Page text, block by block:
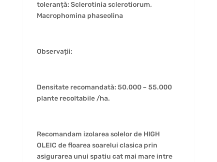
toleranță: Sclerotinia sclerotiorum,
Macrophomina phaseolina
Observații:
Densitate recomandată: 50.000 – 55.000
plante recoltabile /ha.
Recomandam izolarea solelor de HIGH
OLEIC de floarea soarelui clasica prin
asigurarea unui spatiu cat mai mare intre